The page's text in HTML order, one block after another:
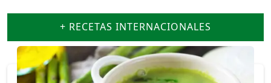
+ RECETAS INTERNACIONALES